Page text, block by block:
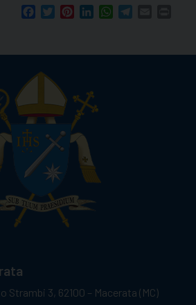
FacebookTwitterPinterestLinkedInWhatsApp
Strambi 3, 62100 – Macerata (MC)